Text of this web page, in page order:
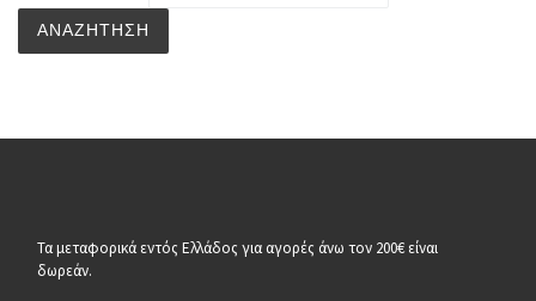
ΑΝΑΖΉΤΗΣΗ
Τα μεταφορικά εντός Ελλάδος για αγορές άνω τον 200€ είναι
δωρεάν.